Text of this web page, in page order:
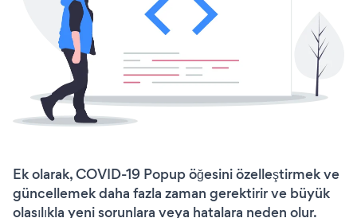
Ek olarak, COVID-19 Popup öğesini özelleştirmek ve
güncellemek daha fazla zaman gerektirir ve büyük
olasılıkla yeni sorunlara veya hatalara neden olur.